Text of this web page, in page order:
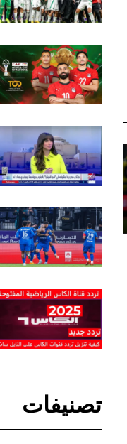
تصنيفات